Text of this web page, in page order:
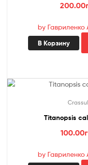
200.00
by Гавриленко
В Корзину
Titanopsis
100.00
by Гавриленко